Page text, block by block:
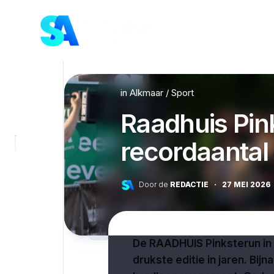
inAlkmaar / Sport
Raadhuis
Door de REDACTIE · 27 MEI 2026
De RAADHUIS Pinksterun
drukste editie in jaren.